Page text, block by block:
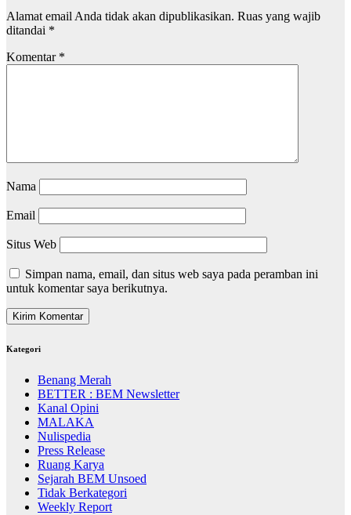
Alamat email Anda tidak akan dipublikasikan. Ruas yang wajib
ditandai *
Komentar *
Nama
Email
Situs Web
Simpan nama, email, dan situs web saya pada peramban ini
untuk komentar saya berikutnya.
Kategori
Benang Merah
BETTER : BEM Newsletter
Kanal Opini
MALAKA
Nulispedia
Press Release
Ruang Karya
Sejarah BEM Unsoed
Tidak Berkategori
Weekly Report